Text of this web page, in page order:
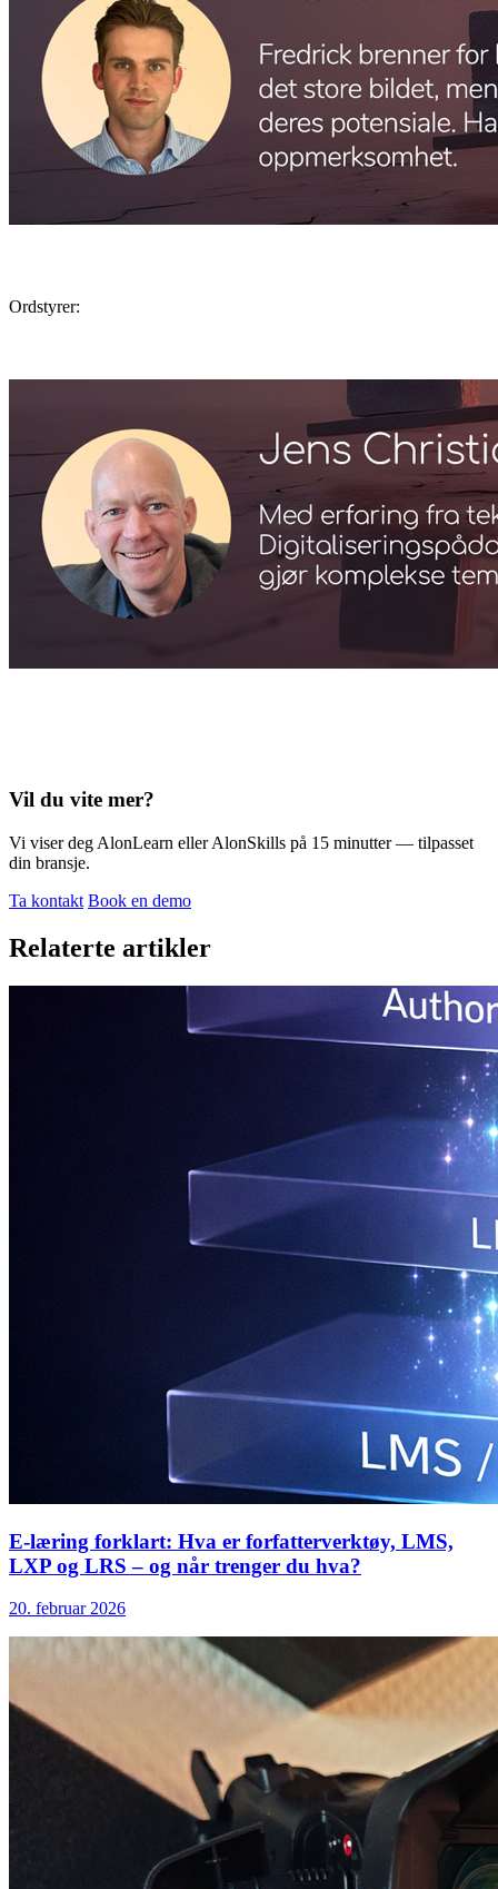
Ordstyrer:
Vil du vite mer?
Vi viser deg AlonLearn eller AlonSkills på 15 minutter — tilpasset
din bransje.
Ta kontakt Book en demo
Relaterte artikler
E-læring forklart: Hva er forfatterverktøy, LMS,
LXP og LRS – og når trenger du hva?
20. februar 2026